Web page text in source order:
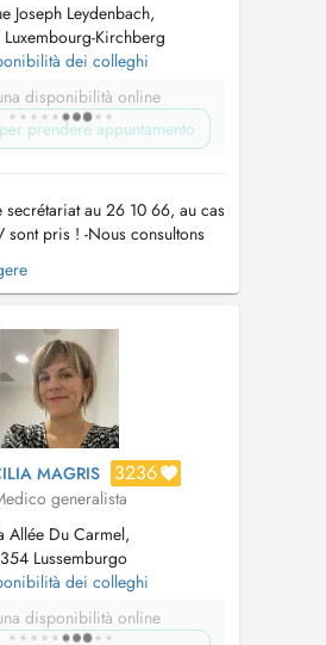
Joseph Leydenbach,
Luxembourg-Kirchberg
dei colleghi
disponibilità online
prendere appuntamento
secrétariat au 26 10 66, au cas
sont pris ! -Nous consultons
de 2 ans. -Vaccination
sur RDV par téléphone !! -
pour convenance
demandé. -...
MAGRIS 3236
generalista
Allée Du Carmel,
Lussemburgo
dei colleghi
disponibilità online